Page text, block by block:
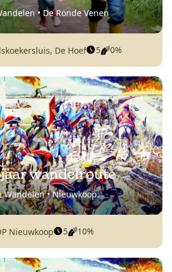
• De Ronde Venen
De Hoef 5 0%
wandelroute
• Nieuwkoop.
Nieuwkoop 5 10%